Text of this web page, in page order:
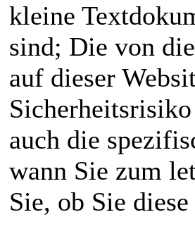
kleine
sind; Die von
auf dieser
auch die
wann Sie zum
Sie, ob Sie